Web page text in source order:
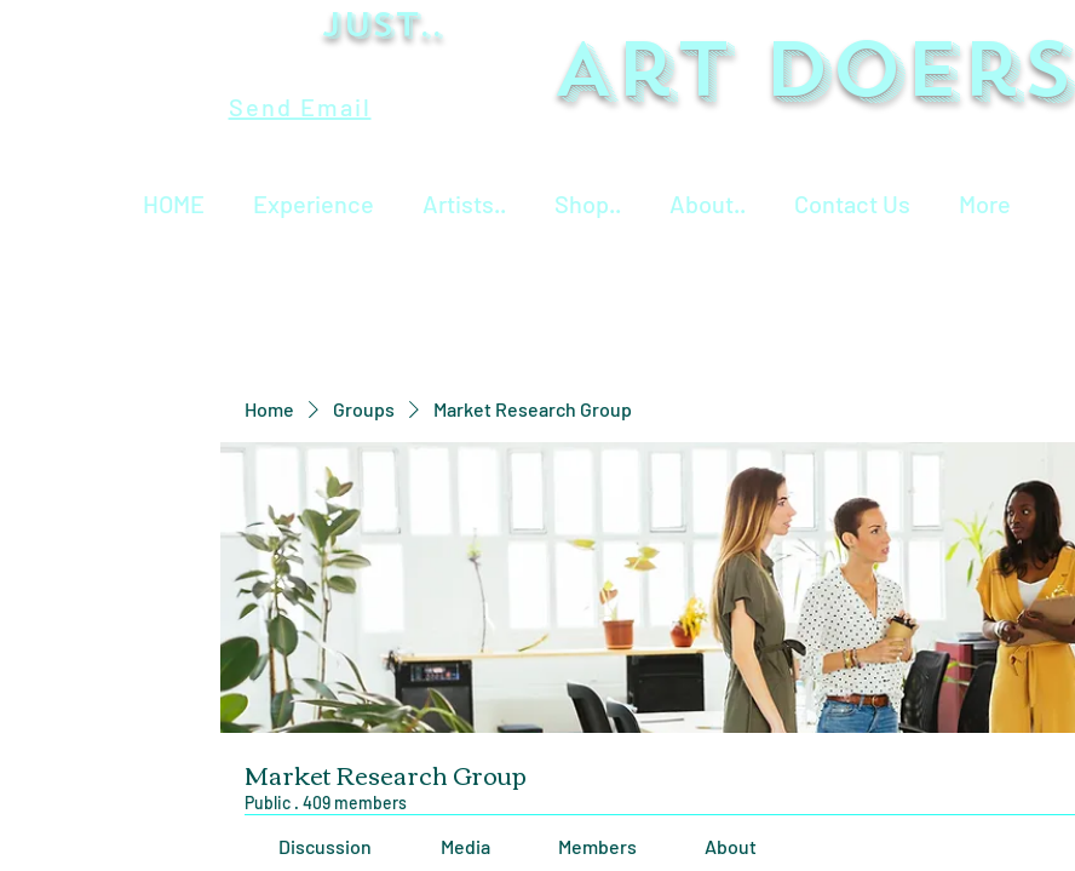
Send Email Art Doers
Just..
HOME Experience Artists.. Shop.. About.. Contact Us More
Home Groups Market Research Group
Market Research Group
Public · 409 members
Discussion Media Members About